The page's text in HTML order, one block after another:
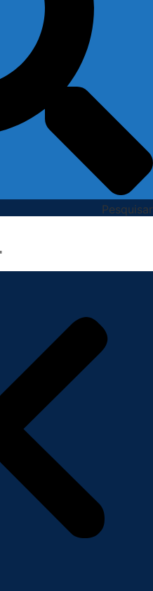
Pesquisar